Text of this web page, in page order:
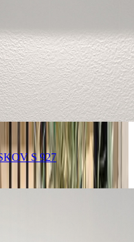
S 927